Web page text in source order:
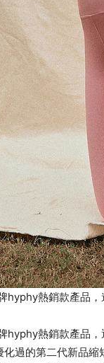
hyphy熱銷款產品
hyphy熱銷款產品
過的第二代新品